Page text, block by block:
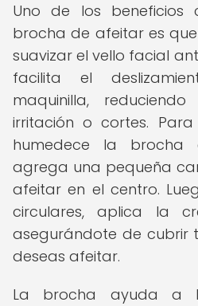
Uno de los beneficios
brocha de afeitar es
suavizar el vello facial
facilita el
maquinilla,
irritación o cortes.
humedece la
agrega una pequeña
afeitar en el centro.
circulares, aplica la
asegurándote de cubrir
deseas afeitar.
La brocha ayuda a